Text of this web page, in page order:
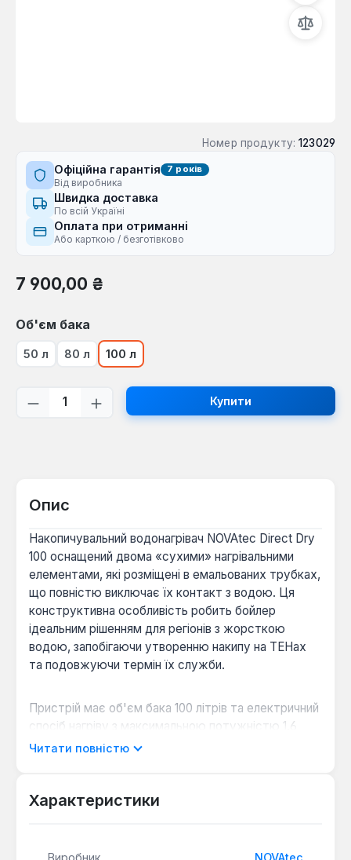
Номер продукту: 123029
Офіційна гарантія 7 років
Від виробника
Швидка доставка
По всій Україні
Оплата при отриманні
Або карткою / безготівково
Звичайна ціна:
7 900,00 ₴
Виберіть
Об'єм бака
50 л 80 л 100 л
Кількість товару: Введіть потрібну
Купити
Опис
Накопичувальний водонагрівач NOVAtec Direct Dry
100 оснащений двома «сухими» нагрівальними
елементами, які розміщені в емальованих трубках,
що повністю виключає їх контакт з водою. Ця
конструктивна особливість робить бойлер
ідеальним рішенням для регіонів з жорсткою
водою, запобігаючи утворенню накипу на ТЕНах
та подовжуючи термін їх служби.
Пристрій має об'єм бака 100 літрів та електричний
спосіб нагріву з максимальною потужністю 1.6
кВт, забезпечуючи нагрів води до +75 °С.
призначений для вертикального настінного
Читати повністю
Характеристики